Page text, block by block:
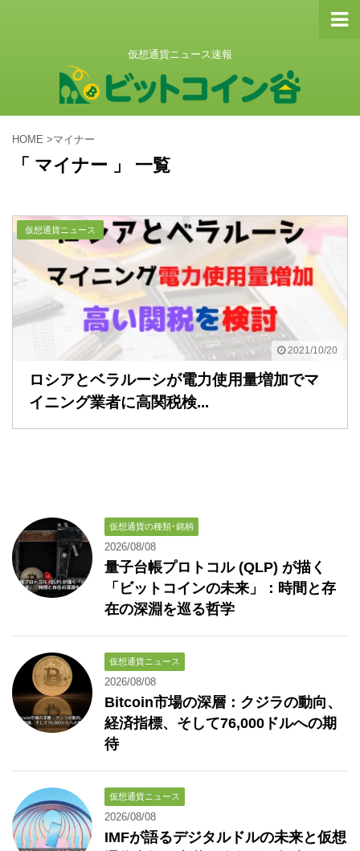
仮想通貨ニュース速報
HOME >マイナー
「 マイナー 」 一覧
2021/10/20
仮想通貨ニュース
ロシアとベラルーシが電力使用量増加でマ
イニング業者に高関税検...
仮想通貨の種類･銘柄
2026/08/08
量子台帳プロトコル (QLP) が描く
「ビットコインの未来」：時間と存
在の深淵を巡る哲学
仮想通貨ニュース
2026/08/08
Bitcoin市場の深層：クジラの動向、
経済指標、そして76,000ドルへの期
待
仮想通貨ニュース
2026/08/08
IMFが語るデジタルドルの未来と仮想